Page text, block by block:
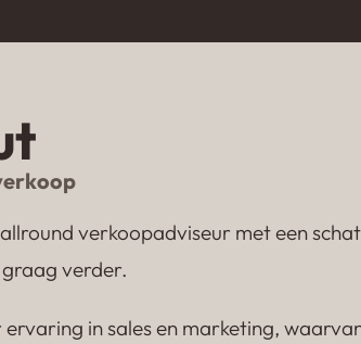
verkoopadviseur met een
verder.
in sales en marketing,